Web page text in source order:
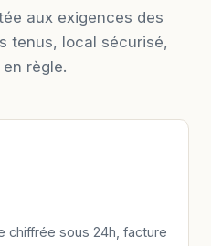
aux exigences des
tenus, local sécurisé,
règle.
chiffrée sous 24h, facture